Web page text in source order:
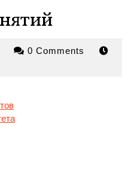
admin 0 Comments